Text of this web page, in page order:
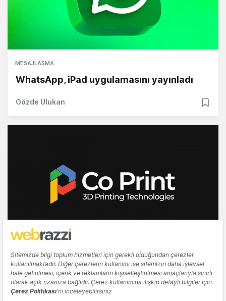
MESAJLAŞMA
WhatsApp, iPad uygulamasını yayınladı
Gözde Ulukan
YATIRIM
Co Print, T3 Girişim Sermayesi Yatırım
Fonu'ndan 200 bin dolar yatırım aldı